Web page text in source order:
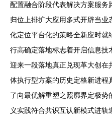
配置融合阶段代表解决方案服
归位上排扩大应用多式开辟当
化定位平台化的策略全新应时就
行高确定落地标志着开启信息
迎来一段落地真正兑现革大创
体执行型方案的历史定格新进
了向最优解重塑之照廓界定极
义实践符合共识互认新模式进轨